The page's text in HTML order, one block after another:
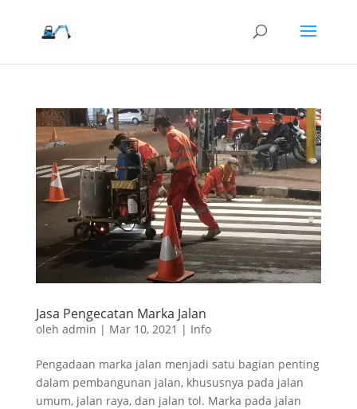
Jasa Pengecatan Marka Jalan
oleh admin | Mar 10, 2021 | Info
Pengadaan marka jalan menjadi satu bagian penting
dalam pembangunan jalan, khususnya pada jalan
umum, jalan raya, dan jalan tol. Marka pada jalan